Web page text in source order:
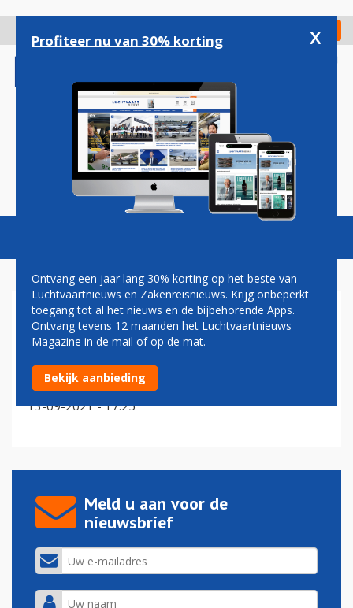
gaan
Check in
Magazine Podcasts Vacatures
TULIPS
Schiphol proeftuin van zeventien gesubsidieerde
duurzaamheidsprojecten
13-09-2021 - 17:25
Meld u aan voor de
nieuwsbrief
Profiteer nu van 30% korting x
Ontvang een jaar lang 30% korting op het beste van
Luchtvaartnieuws en Zakenreisnieuws. Krijg onbeperkt
toegang tot al het nieuws en de bijbehorende Apps.
Ontvang tevens 12 maanden het Luchtvaartnieuws
Magazine in de mail of op de mat.
Bekijk aanbieding